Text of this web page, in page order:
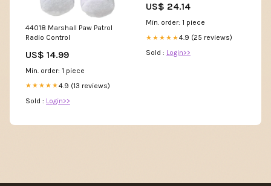
44018 Marshall Paw Patrol
Radio Control
US$ 14.99
Min. order: 1 piece
★★★★★4.9 (13 reviews)
Sold : Login>>
Central
US$ 24.14
Min. order: 1 piece
★★★★★4.9 (25 reviews)
Sold : Login>>